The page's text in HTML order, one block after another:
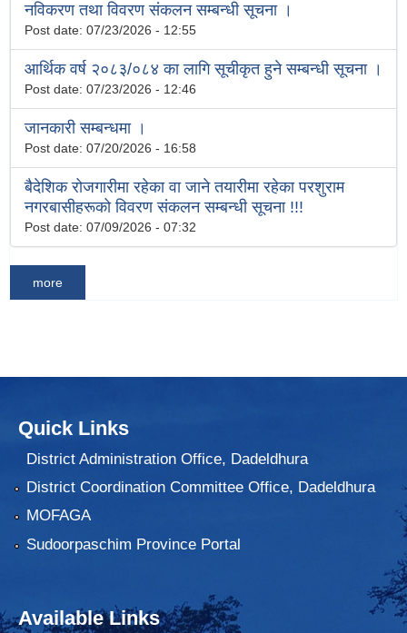
नविकरण तथा विवरण संकलन सम्बन्धी सूचना ।
Post date: 07/23/2026 - 12:55
आर्थिक वर्ष २०८३/०८४ का लागि सूचीकृत हुने सम्बन्धी सूचना ।
Post date: 07/23/2026 - 12:46
जानकारी सम्बन्धमा ।
Post date: 07/20/2026 - 16:58
बैदेशिक रोजगारीमा रहेका वा जाने तयारीमा रहेका परशुराम
नगरबासीहरूको विवरण संकलन सम्बन्धी सूचना !!!
Post date: 07/09/2026 - 07:32
more
Quick Links
District Administration Office, Dadeldhura
District Coordination Committee Office, Dadeldhura
MOFAGA
Sudoorpaschim Province Portal
Available Links